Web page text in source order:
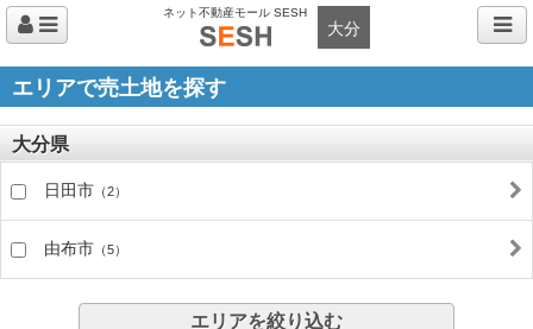
ネット不動産モール SESH
大分
エリアで売土地を探す
大分県
日田市 （2）
由布市 （5）
エリアを絞り込む